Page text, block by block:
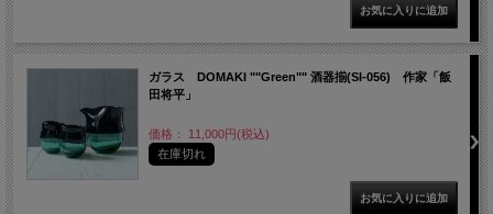
ガラス DOMAKI ""Green"" 酒器揃(SI-056) 作家「飯
田将平」
価格： 11,000円(税込)
在庫切れ